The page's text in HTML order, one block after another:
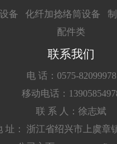
备 化纤加捻络筒设备
配件类
联系我们
电 话：0575-82099978
移动电话：
联 系 人：徐志斌
址： 浙江省绍兴市上虞章